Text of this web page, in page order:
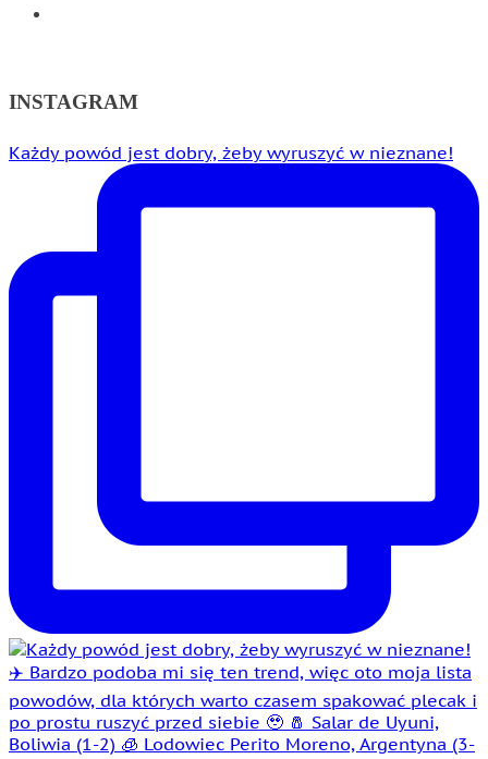
INSTAGRAM
Każdy powód jest dobry, żeby wyruszyć w nieznane!